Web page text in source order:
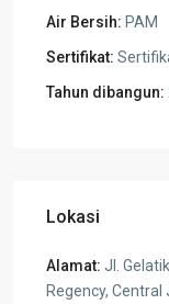
Air Bersih: PAM
Sertifikat:
Tahun dibangun:
Lokasi
Alamat: Jl.
Regency, Central